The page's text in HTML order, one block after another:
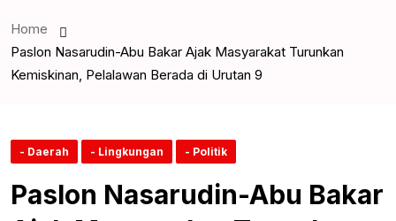
Home
Paslon Nasarudin-Abu Bakar Ajak Masyarakat Turunkan
Kemiskinan, Pelalawan Berada di Urutan 9
- Daerah - Lingkungan - Politik
Paslon Nasarudin-Abu Bakar